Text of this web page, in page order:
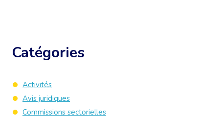
Catégories
Activités
Avis juridiques
Commissions sectorielles